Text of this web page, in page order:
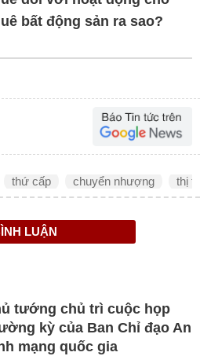
bất động sản ra sao?
thứ cấp chuyển nhượng thị
LUẬN
tướng chủ trì cuộc họp
kỳ của Ban Chỉ đạo An
mạng quốc gia